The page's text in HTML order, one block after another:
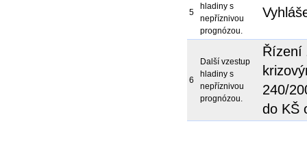
5
hladiny s
nepříznivou
prognózou.
6
Další vzestup
hladiny s
nepříznivou
prognózou.
Řízení
240/
do KŠ